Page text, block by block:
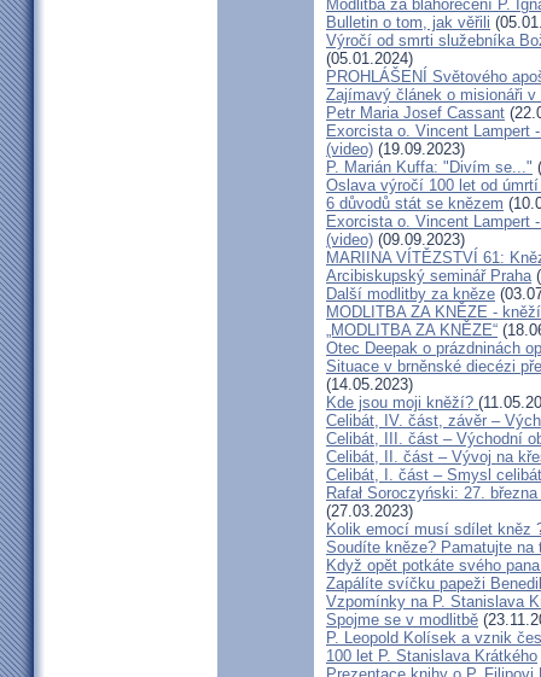
Modlitba za blahořečení P.
Bulletin o tom, jak věřili
Výročí od smrti služebníka
(05.01.2024)
PROHLÁŠENÍ Světového
Zajímavý článek o misionáři v
Petr Maria Josef Cassant
Exorcista o. Vincent Lampert
(video) (19.09.2023)
P. Marián Kuffa: "Divím se..."
Oslava výročí 100 let od
6 důvodů stát se knězem
Exorcista o. Vincent Lampert
(video) (09.09.2023)
MARIINA VÍTĚZSTVÍ 61:
Arcibiskupský seminář Praha
Další modlitby za kněze
MODLITBA ZA KNĚZE -
„MODLITBA ZA KNĚZE“
Otec Deepak o prázdninách
Situace v brněnské diecézi
(14.05.2023)
Kde jsou moji kněží?
Celibát, IV. část, závěr –
Celibát, III. část – Východní
Celibát, II. část – Vývoj na
Celibát, I. část – Smysl
Rafał Soroczyński: 27.
(27.03.2023)
Kolik emocí musí sdílet kněz
Soudíte kněze? Pamatujte
Když opět potkáte svého
Zapálíte svíčku papeži
Vzpomínky na P. Stanislava
Spojme se v modlitbě
P. Leopold Kolísek a vznik
100 let P. Stanislava Krátkého